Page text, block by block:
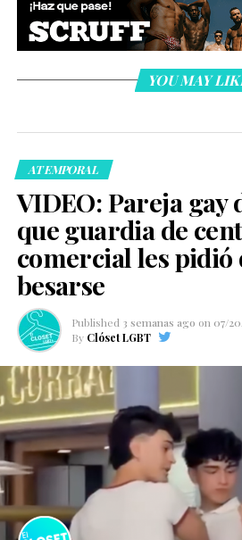
YOU MAY
ATEMPORAL
VIDEO: Pareja gay
que guardia de
comercial les pidió
besarse
Published 3 semanas ago on 07/
By Clóset LGBT